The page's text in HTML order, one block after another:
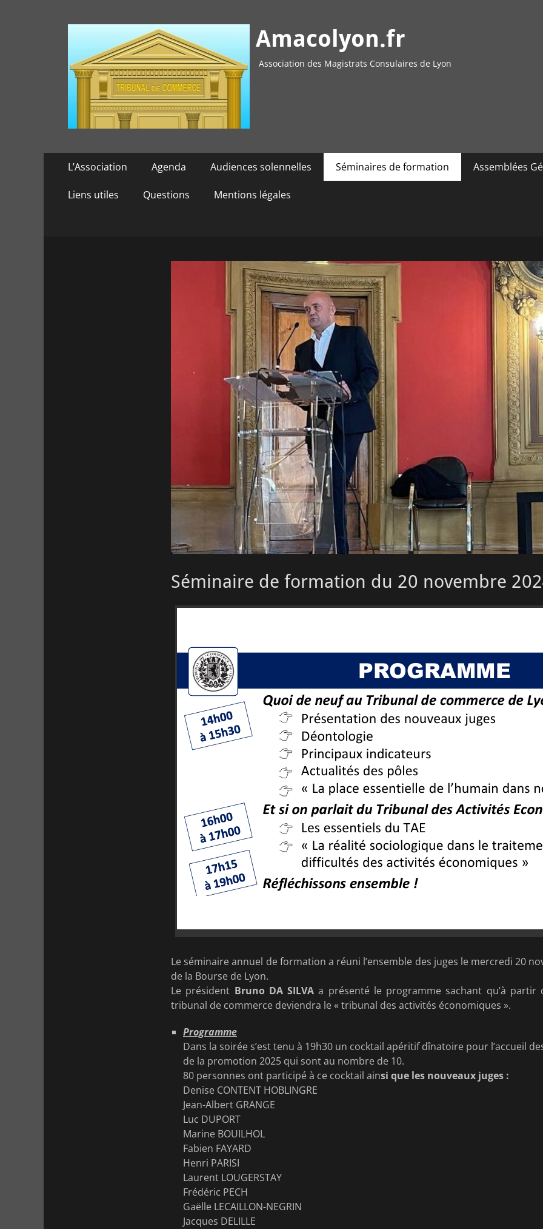
Amacolyon.fr
Association des Magistrats Consulaires de Lyon
Menu
contenu
L’Association Agenda Audiences solennelles Séminaires de formation Assemblées
Liens utiles Questions Mentions légales
Séminaire de formation du 20 novembre
Le séminaire annuel de formation a réuni l’ensemble des juges le mercredi 20
de la Bourse de Lyon.
Le président Bruno DA SILVA a présenté le programme sachant qu’à partir
tribunal de commerce deviendra le « tribunal des activités économiques ».
Programme
Dans la soirée s’est tenu à 19h30 un cocktail apéritif dînatoire pour l’accueil
de la promotion 2025 qui sont au nombre de 10.
80 personnes ont participé à ce cocktail ainsi que les nouveaux juges :
Denise CONTENT HOBLINGRE
Jean-Albert GRANGE
Luc DUPORT
Marine BOUILHOL
Fabien FAYARD
Henri PARISI
Laurent LOUGERSTAY
Frédéric PECH
Gaëlle LECAILLON-NEGRIN
Jacques DELILLE